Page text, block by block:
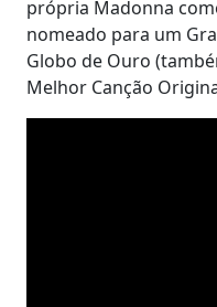
própria Madonna
nomeado para um
Globo de Ouro
Melhor Canção